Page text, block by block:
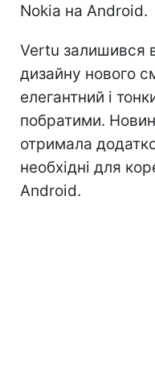
Nokia на Android.
Vertu залишився
дизайну нового
елегантний і
побратими.
отримала
необхідні для
Android.